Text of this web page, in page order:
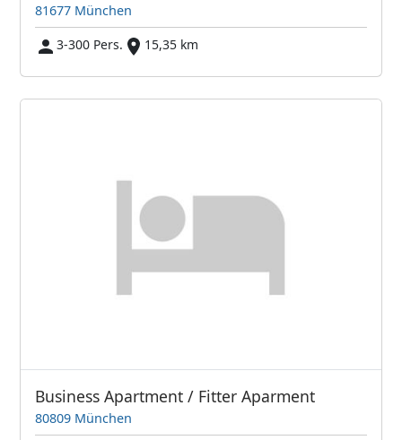
81677 München
3-300 Pers.
15,35 km
Business Apartment / Fitter Aparment
80809 München